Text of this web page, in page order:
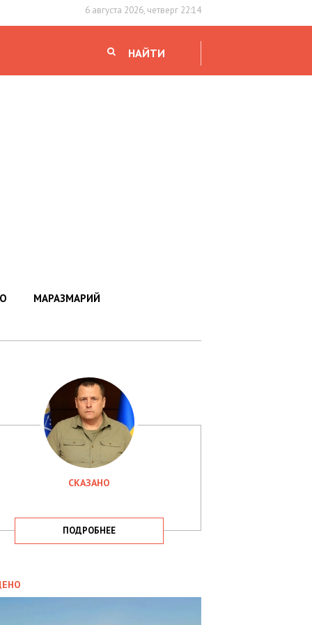
6 августа 2026, четверг 22:14
НАЙТИ
МАРАЗМАРИЙ
СКАЗАНО
ПОДРОБНЕЕ